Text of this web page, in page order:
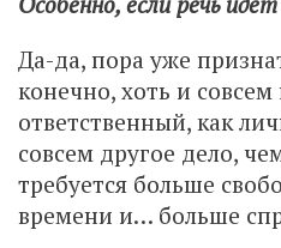
Да-да, пора уже
конечно, хоть и
ответственный, как
совсем другое дело,
требуется больше
времени и… больше